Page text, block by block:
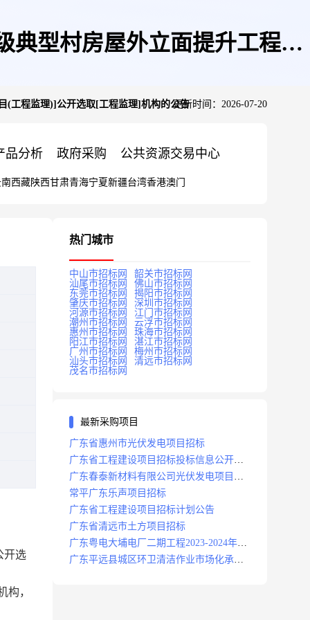
典型村房屋外立面提升工程项
(工程监理)]公开选取[工程监理]机构的公告更新时间：2026-07-20
品分析 政府采购 公共资源交易中心
西藏陕西甘肃青海宁夏新疆台湾香港澳门
开选
构，
热门城市
中山市招标网
韶关市招标网
汕尾市招标网
佛山市招标网
东莞市招标网
揭阳市招标网
肇庆市招标网
深圳市招标网
河源市招标网
江门市招标网
潮州市招标网
云浮市招标网
惠州市招标网
珠海市招标网
阳江市招标网
湛江市招标网
广州市招标网
梅州市招标网
汕头市招标网
清远市招标网
茂名市招标网
最新采购项目
广东省惠州市光伏发电项目招标
广东省工程建设项目招标投标信息公开目
录
广东春泰新材料有限公司光伏发电项目招
标
常平广东乐声项目招标
广东省工程建设项目招标计划公告
广东省清远市土方项目招标
广东粤电大埔电厂二期工程2023-2024年度
安保服务项目招标公告
广东平远县城区环卫清洁作业市场化承包